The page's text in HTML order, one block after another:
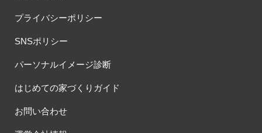
プライバシーポリシー
SNSポリシー
パーソナルイメージ診断
はじめての家づくりガイド
お問い合わせ